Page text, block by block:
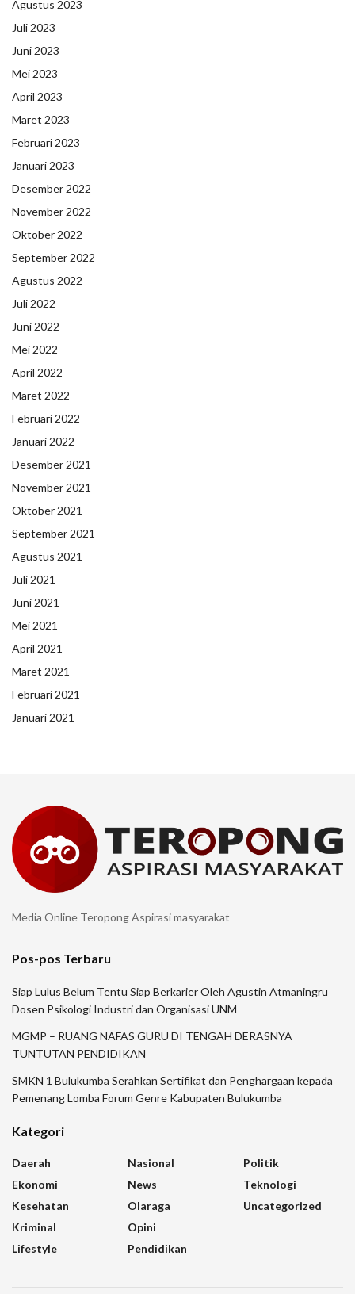
Agustus 2023
Juli 2023
Juni 2023
Mei 2023
April 2023
Maret 2023
Februari 2023
Januari 2023
Desember 2022
November 2022
Oktober 2022
September 2022
Agustus 2022
Juli 2022
Juni 2022
Mei 2022
April 2022
Maret 2022
Februari 2022
Januari 2022
Desember 2021
November 2021
Oktober 2021
September 2021
Agustus 2021
Juli 2021
Juni 2021
Mei 2021
April 2021
Maret 2021
Februari 2021
Januari 2021
Media Online Teropong Aspirasi masyarakat
Pos-pos Terbaru
Siap Lulus Belum Tentu Siap Berkarier Oleh Agustin Atmaningru
Dosen Psikologi Industri dan Organisasi UNM
MGMP – RUANG NAFAS GURU DI TENGAH DERASNYA
TUNTUTAN PENDIDIKAN
SMKN 1 Bulukumba Serahkan Sertifikat dan Penghargaan kepada
Pemenang Lomba Forum Genre Kabupaten Bulukumba
Kategori
Daerah
Ekonomi
Kesehatan
Kriminal
Lifestyle
Nasional
News
Olaraga
Opini
Pendidikan
Politik
Teknologi
Uncategorized